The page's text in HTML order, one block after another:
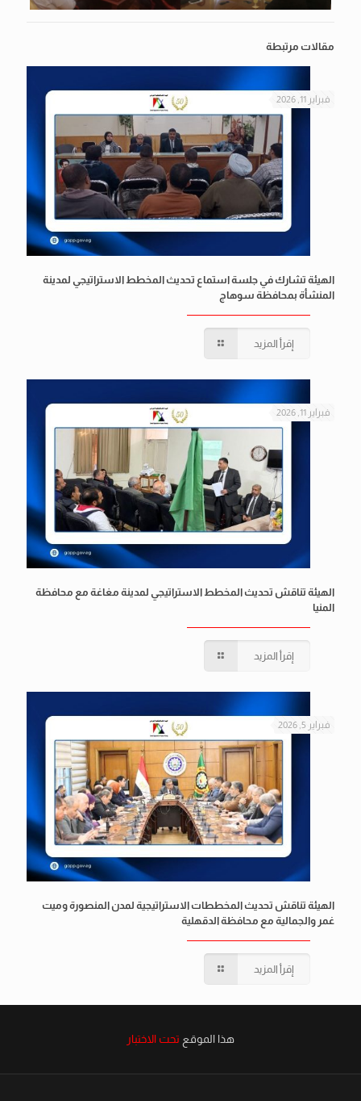
مقالات مرتبطة
فبراير 11, 2026
الهيئة تشارك في جلسة استماع تحديث المخطط الاستراتيجي لمدينة
المنشأة بمحافظة سوهاج
إقرأ المزيد
فبراير 11, 2026
الهيئة تناقش تحديث المخطط الاستراتيجي لمدينة مغاغة مع محافظة
المنيا
إقرأ المزيد
فبراير 5, 2026
الهيئة تناقش تحديث المخططات الاستراتيجية لمدن المنصورة وميت
غمر والجمالية مع محافظة الدقهلية
إقرأ المزيد
هذا الموقع تحت الاختبار